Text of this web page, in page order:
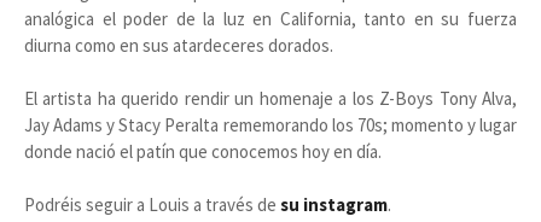
analógica el poder de la luz en California, tanto en su fuerza
diurna como en sus atardeceres dorados.
El artista ha querido rendir un homenaje a los Z-Boys Tony Alva,
Jay Adams y Stacy Peralta rememorando los 70s; momento y lugar
donde nació el patín que conocemos hoy en día.
Podréis seguir a Louis a través de su instagram.